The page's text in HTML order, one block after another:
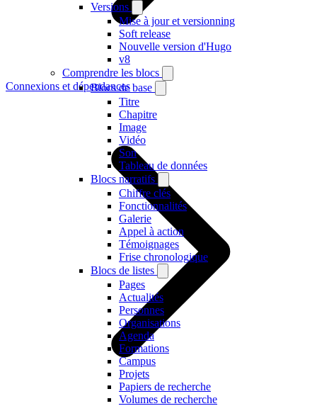
Versions
Mise à jour et versionning
Soft release
Nouvelle version d'Hugo
v8
Comprendre les blocs
Blocs de base
Titre
Chapitre
Image
Vidéo
Son
Tableau de données
Blocs narratifs
Chiffre clés
Fonctionnalités
Galerie
Appel à action
Témoignages
Frise chronologique
Blocs de listes
Pages
Actualités
Personnes
Organisations
Agenda
Formations
Campus
Projets
Papiers de recherche
Volumes de recherche
Connexions et dépendances